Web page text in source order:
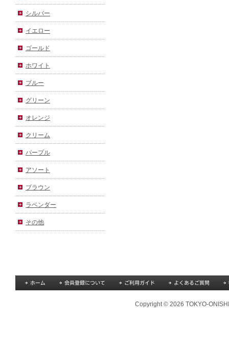
シルバー
イエロー
ゴールド
ホワイト
ブルー
グリーン
オレンジ
クリーム
パープル
アソート
ブラウン
ラベンダー
その他
Copyright © 2026 TOKYO-